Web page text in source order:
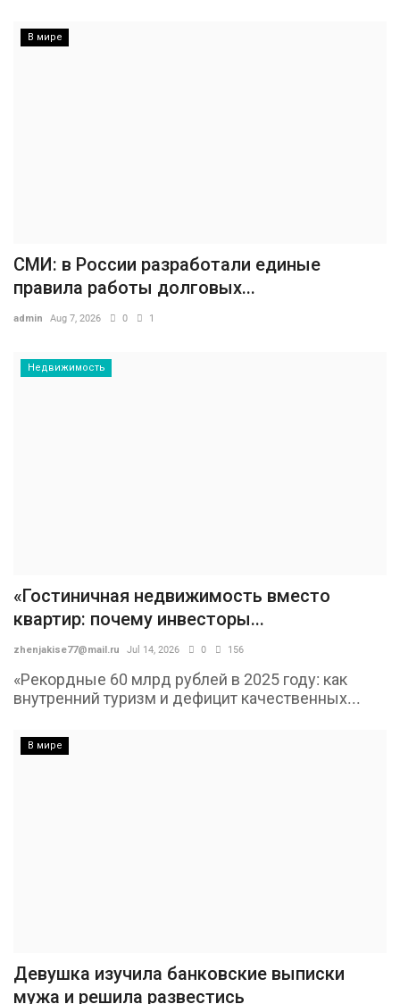
В мире
СМИ: в России разработали единые
правила работы долговых...
admin Aug 7, 2026 0 1
Недвижимость
«Гостиничная недвижимость вместо
квартир: почему инвесторы...
zhenjakise77@mail.ru Jul 14, 2026 0 156
«Рекордные 60 млрд рублей в 2025 году: как
внутренний туризм и дефицит качественных...
В мире
Девушка изучила банковские выписки
мужа и решила развестись